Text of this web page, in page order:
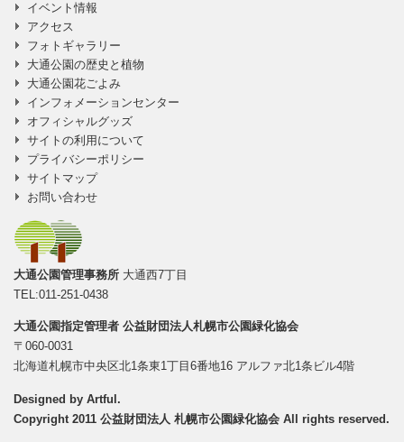
イベント情報
アクセス
フォトギャラリー
大通公園の歴史と植物
大通公園花ごよみ
インフォメーションセンター
オフィシャルグッズ
サイトの利用について
プライバシーポリシー
サイトマップ
お問い合わせ
大通公園管理事務所 大通西7丁目
TEL:011-251-0438
大通公園指定管理者 公益財団法人札幌市公園緑化協会
〒060-0031
北海道札幌市中央区北1条東1丁目6番地16 アルファ北1条ビル4階
Designed by Artful .
Copyright 2011 公益財団法人 札幌市公園緑化協会 All rights reserved.